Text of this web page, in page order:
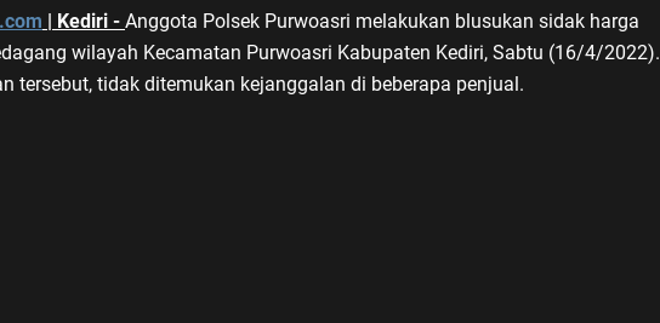
| Kediri - Anggota Polsek Purwoasri melakukan blusukan sidak harga
wilayah Kecamatan Purwoasri Kabupaten Kediri, Sabtu (16/4/2022).
tersebut, tidak ditemukan kejanggalan di beberapa penjual.